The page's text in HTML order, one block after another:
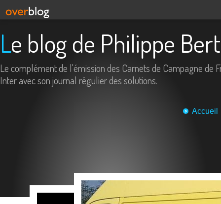
Le blog de Philippe
Le complément de l'émission des Carnets de Campagne de
Inter avec son journal régulier des solutions.
Accueil